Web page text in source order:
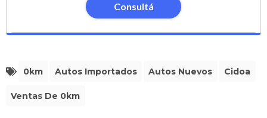
Consultá
0km Autos Importados Autos Nuevos Cidoa
Ventas De 0km